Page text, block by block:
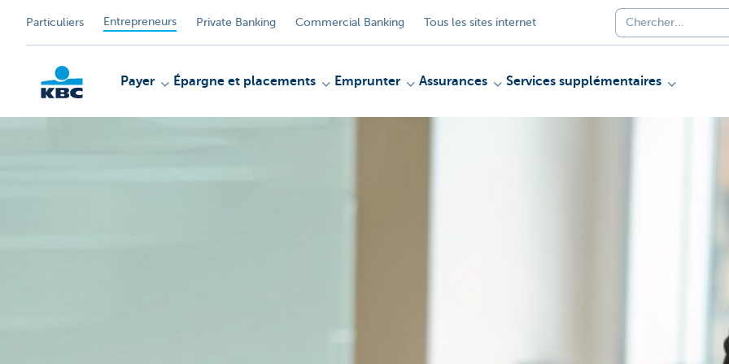
Particuliers Entrepreneurs Private Banking Commercial Banking Tous les sites internet
Payer Épargne et placements Emprunter Assurances Services supplémentaires